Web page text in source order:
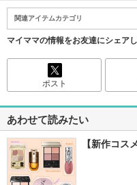
関連アイテムカテゴリ
マイママの情報をお友達にシェア
ポスト
あわせて読みたい
【新作コス